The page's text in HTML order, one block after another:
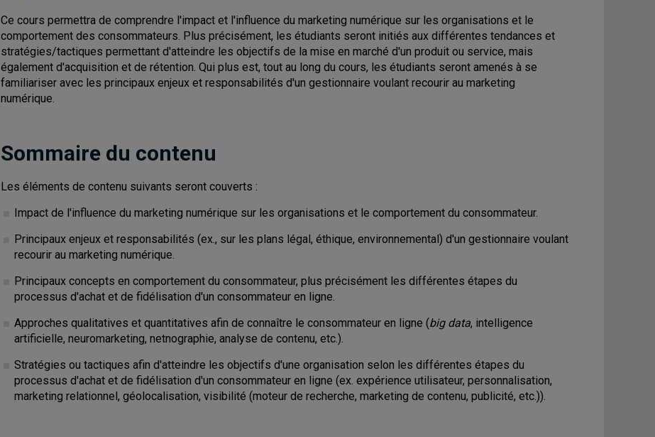
Ce cours permettra de comprendre l'impact et l'influence du marketing numérique sur les organisations et le
comportement des consommateurs. Plus précisément, les étudiants seront initiés aux différentes tendances et
stratégies/tactiques permettant d'atteindre les objectifs de la mise en marché d'un produit ou service, mais
également d'acquisition et de rétention. Qui plus est, tout au long du cours, les étudiants seront amenés à se
familiariser avec les principaux enjeux et responsabilités d'un gestionnaire voulant recourir au marketing
numérique.
Sommaire du contenu
Les éléments de contenu suivants seront couverts :
Impact de l'influence du marketing numérique sur les organisations et le comportement du consommateur.
Principaux enjeux et responsabilités (ex., sur les plans légal, éthique, environnemental) d'un gestionnaire voulant
recourir au marketing numérique.
Principaux concepts en comportement du consommateur, plus précisément les différentes étapes du
processus d'achat et de fidélisation d'un consommateur en ligne.
Approches qualitatives et quantitatives afin de connaître le consommateur en ligne (big data, intelligence
artificielle, neuromarketing, netnographie, analyse de contenu, etc.).
Stratégies ou tactiques afin d'atteindre les objectifs d'une organisation selon les différentes étapes du
processus d'achat et de fidélisation d'un consommateur en ligne (ex. expérience utilisateur, personnalisation,
marketing relationnel, géolocalisation, visibilité (moteur de recherche, marketing de contenu, publicité, etc.)).